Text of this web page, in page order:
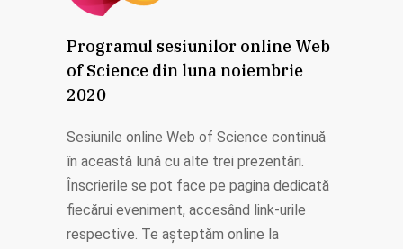
Programul sesiunilor online Web
of Science din luna noiembrie
2020
Sesiunile online Web of Science continuă
în această lună cu alte trei prezentări.
Înscrierile se pot face pe pagina dedicată
fiecărui eveniment, accesând link-urile
respective. Te așteptăm online la